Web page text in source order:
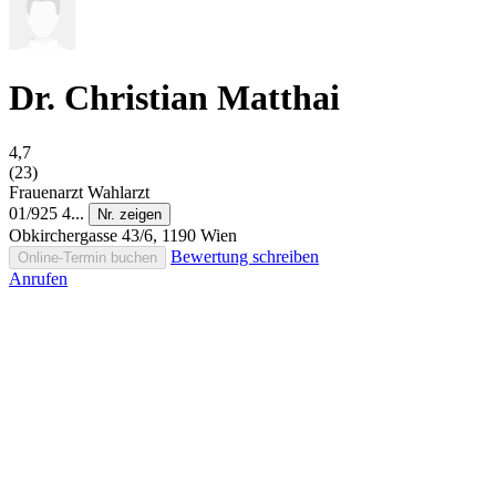
Dr. Christian Matthai
4,7
(23)
Frauenarzt Wahlarzt
01/925 4...
Nr. zeigen
Obkirchergasse 43/6, 1190 Wien
Online-Termin buchen
Bewertung schreiben
Anrufen